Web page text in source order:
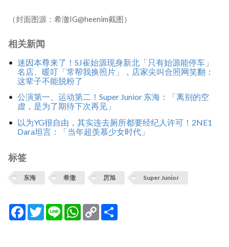
（封面图源：希澈IG@heenim截图）
相关新闻
迷因本尊来了！SJ崔始源现身新北「只有始源能停车」
名店、暖叮「常帮我换照片」，店家尖叫合照网笑翻：
这辈子不能脱粉了
公演第一、运动第二！Super Junior 东海：「离别的空
虚，是为了期待下次再见」
以为YG很自由，其实连去厕所都要经纪人许可！2NE1
Dara坦言：「当年超羡慕少女时代」
标签
东海 希澈 厉旭 Super Junior
Facebook
TwitterLine WhatsApp
Copy
Link